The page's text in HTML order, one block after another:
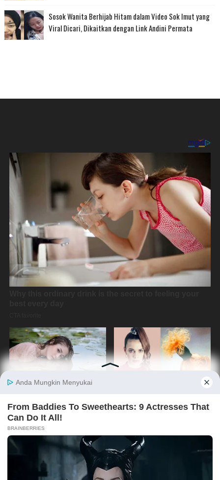
Sosok Wanita Berhijab Hitam dalam Video Sok Imut yang
Viral Dicari, Dikaitkan dengan Link Andini Permata